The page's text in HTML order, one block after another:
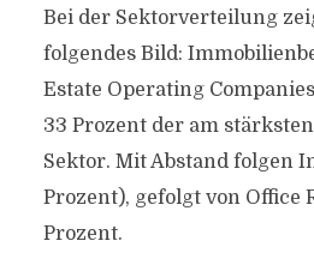
Bei der Sektorverteilung
folgendes Bild:
Estate Operating
33 Prozent der am
Sektor. Mit Abstand folgen
Prozent), gefolgt von Office
Prozent.